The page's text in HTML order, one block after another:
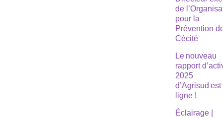
de
pour la
Prévention
Cécité
Le nouveau
rapport
2025
d’Agrisud
ligne !
Éclairage |